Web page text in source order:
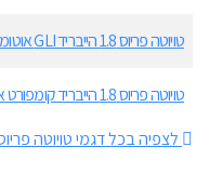
טויוטה פריוס 1.8 הייבריד GLI אוטומט
טויוטה פריוס 1.8 הייבריד קומפורט אוטומט
לצפיה בכל דגמי טויוטה